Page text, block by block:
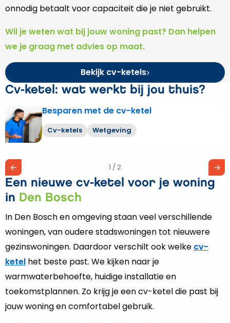
onnodig betaalt voor capaciteit die je niet gebruikt.
Wil je weten wat bij jouw woning past? Dan helpen
we je graag met advies op maat.
Bekijk cv-ketels
Cv-ketel: wat werkt bij jou thuis?
Besparen met de cv-ketel
Cv-ketels Wetgeving
Lees
meer
over
met
de
cv-
ketel
1 / 2
Een nieuwe cv-ketel voor je woning
in Den Bosch
In Den Bosch en omgeving staan veel verschillende
woningen, van oudere stadswoningen tot nieuwere
gezinswoningen. Daardoor verschilt ook welke cv-
ketel het beste past. We kijken naar je
warmwaterbehoefte, huidige installatie en
toekomstplannen. Zo krijg je een cv-ketel die past bij
jouw woning en comfortabel gebruik.